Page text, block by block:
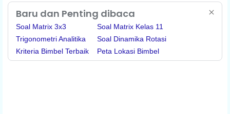
Baru dan Penting dibaca
Soal Matrix 3x3
Trigonometri Analitika
Kriteria Bimbel Terbaik
Soal Matrix Kelas 11
Soal Dinamika Rotasi
Peta Lokasi Bimbel